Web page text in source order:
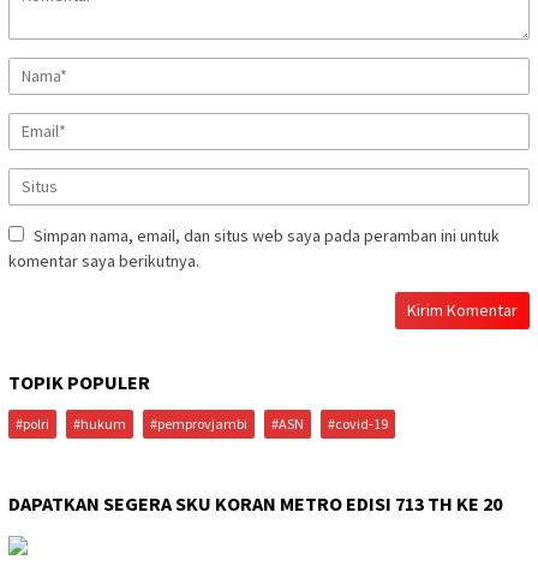
Simpan nama, email, dan situs web saya pada peramban ini untuk
komentar saya berikutnya.
TOPIK POPULER
#polri #hukum #pemprovjambi #ASN #covid-19
DAPATKAN SEGERA SKU KORAN METRO EDISI 713 TH KE 20